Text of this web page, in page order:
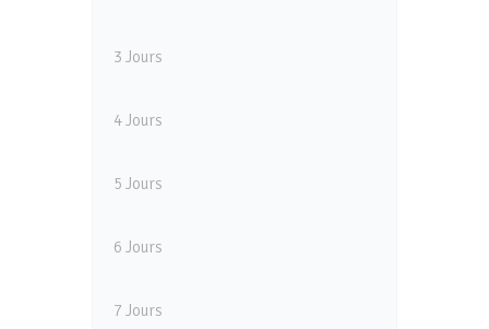
3 Jours
4 Jours
5 Jours
6 Jours
7 Jours